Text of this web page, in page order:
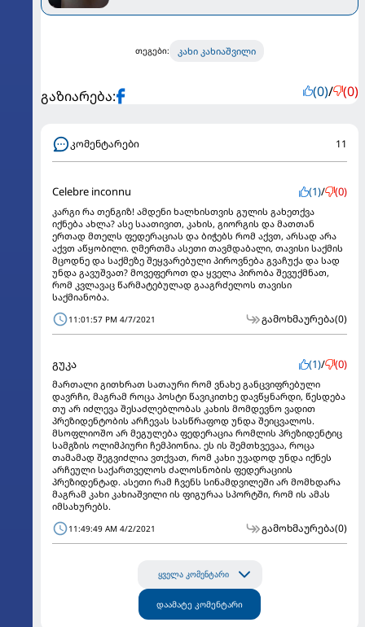
თეგები: კახი კახიაშვილი
გაზიარება: (0)/ (0)
კომენტარები 11
Celebre inconnu (1)/ (0)
კარგი რა თენგიზ! ამდენი ხალხისთვის გულის გახეთქვა
იქნება ახლა? ასე საათივით, კახის, გიორგის და მათთან
ერთად მთელს ფედერაციას და ბიჭებს რომ აქვთ, არსად არა
აქვთ აწყობილი. ღმერთმა ასეთი თავმდაბალი, თავისი საქმის
მცოდნე და საქმეზე შეყვარებული პიროვნება გვაჩუქა და სად
უნდა გავუშვათ? მოვეფეროთ და ყველა პირობა შევუქმნათ,
რომ კვლავაც წარმატებულად გააგრძელოს თავისი
საქმიანობა.
11:01:57 PM 4/7/2021 გამოხმაურება(0)
გუკა (1)/ (0)
მართალი გითხრათ სათაური რომ ვნახე განცვიფრებული
დავრჩი, მაგრამ როცა პოსტი წავიკითხე დავწყნარდი, წესდება
თუ არ იძლევა შესაძლებლობას კახის მომდევნო ვადით
პრეზიდენტობის არჩევას სასწრაფოდ უნდა შეიცვალოს.
მსოფლიოშო არ მეგულება ფედერაცია რომლის პრეზიდენტიც
სამგზის ოლიმპიური ჩემპიონია. ეს ის შემთხვევაა, როცა
თამამად შეგვიძლია ვთქვათ, რომ კახი უვადოდ უნდა იქნეს
არჩეული საქართველოს ძალოსნობის ფედერაციის
პრეზიდენტად. ასეთი რამ ჩვენს სინამდვილეში არ მომხდარა
მაგრამ კახი კახიაშვილი ის ფიგურაა სპორტში, რომ ის ამას
იმსახურებს.
11:49:49 AM 4/2/2021 გამოხმაურება(0)
ყველა კომენტარი
დაამატე კომენტარი